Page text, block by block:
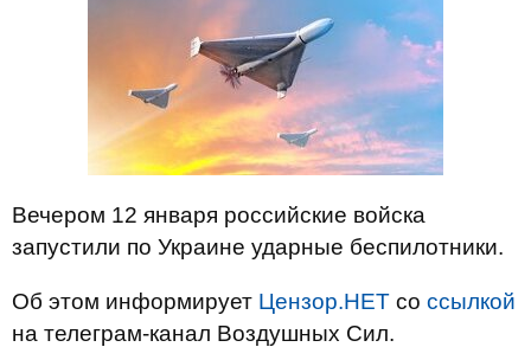
Вечером 12 января российские войска
запустили по Украине ударные беспилотники.
Об этом информирует Цензор.НЕТ со ссылкой
на телеграм-канал Воздушных Сил.